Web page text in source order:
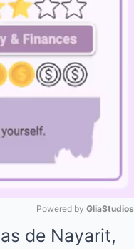
Powered by GliaStudios
de Nayarit,